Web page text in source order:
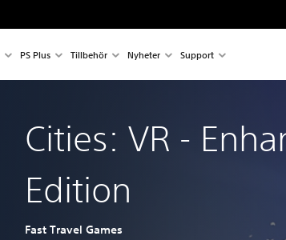
PS Plus Tillbehör Nyheter Support
Cities: VR -
Edition
Fast Travel Games